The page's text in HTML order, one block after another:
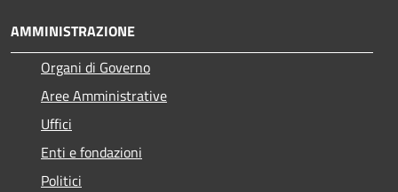
AMMINISTRAZIONE
Organi di Governo
Aree Amministrative
Uffici
Enti e fondazioni
Politici